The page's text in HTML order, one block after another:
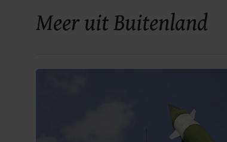
Meer uit Buitenland